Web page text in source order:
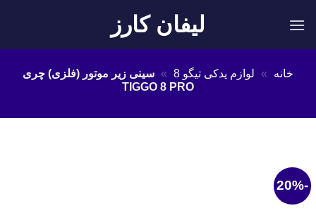
لیفان کارز
خانه » لوازم یدکی تیگو 8 » سینی زیر موتور (فلزی) چری
TIGGO 8 PRO
-20%